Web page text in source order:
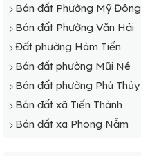
Bán đất Phường Mỹ Đông
Bán đất Phường Văn Hải
Đất phường Hàm Tiến
Bán đất phường Mũi Né
Bán đất phường Phú Thủy
Bán đất xã Tiến Thành
Bán đất xa Phong Nẫm